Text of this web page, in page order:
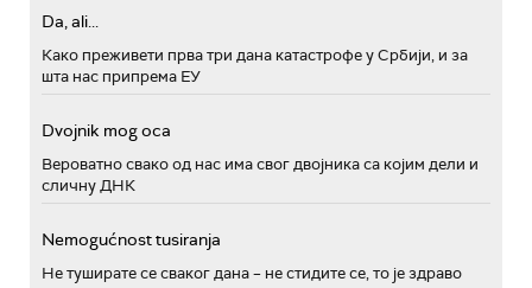
Da, ali...
Како преживети прва три дана катастрофе у Србији, и за
шта нас припрема ЕУ
Dvojnik mog oca
Вероватно свако од нас има свог двојника са којим дели и
сличну ДНК
Nemogućnost tusiranja
Не туширате се сваког дана – не стидите се, то је здраво